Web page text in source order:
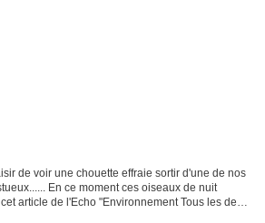
de voir une chouette effraie sortir d'une de nos
En ce moment ces oiseaux de nuit
article de l'Echo "Environnement Tous les deux